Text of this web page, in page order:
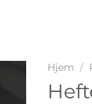
Hjem /